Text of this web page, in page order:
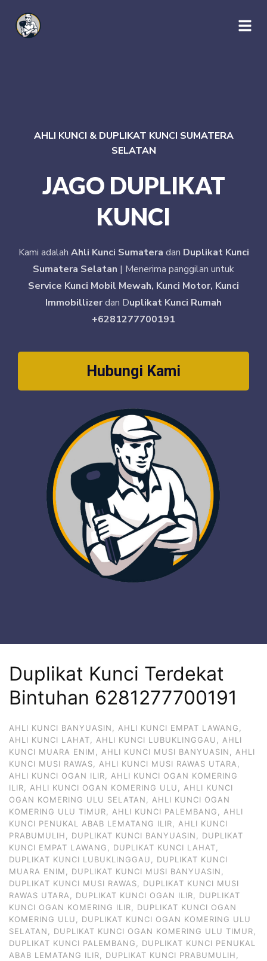
AHLI KUNCI & DUPLIKAT KUNCI SUMATERA
SELATAN
JAGO DUPLIKAT
KUNCI
Kami adalah Ahli Kunci Sumatera dan Duplikat Kunci
Sumatera Selatan | Menerima panggilan untuk
Service Kunci Mobil Mewah, Kunci Motor, Kunci
Immobillizerdan Duplikat Kunci Rumah
+6281277700191
Hubungi Kami
Duplikat Kunci Terdekat
Bintuhan 6281277700191
AHLI KUNCI BANYUASIN, AHLI KUNCI EMPAT LAWANG,
AHLI KUNCI LAHAT, AHLI KUNCI LUBUKLINGGAU, AHLI
KUNCI MUARA ENIM, AHLI KUNCI MUSI BANYUASIN, AHLI
KUNCI MUSI RAWAS, AHLI KUNCI MUSI RAWAS UTARA,
AHLI KUNCI OGAN ILIR, AHLI KUNCI OGAN KOMERING
ILIR, AHLI KUNCI OGAN KOMERING ULU, AHLI KUNCI
OGAN KOMERING ULU SELATAN, AHLI KUNCI OGAN
KOMERING ULU TIMUR, AHLI KUNCI PALEMBANG, AHLI
KUNCI PENUKAL ABAB LEMATANG ILIR, AHLI KUNCI
PRABUMULIH, DUPLIKAT KUNCI BANYUASIN, DUPLIKAT
KUNCI EMPAT LAWANG, DUPLIKAT KUNCI LAHAT,
DUPLIKAT KUNCI LUBUKLINGGAU, DUPLIKAT KUNCI
MUARA ENIM, DUPLIKAT KUNCI MUSI BANYUASIN,
DUPLIKAT KUNCI MUSI RAWAS, DUPLIKAT KUNCI MUSI
RAWAS UTARA, DUPLIKAT KUNCI OGAN ILIR, DUPLIKAT
KUNCI OGAN KOMERING ILIR, DUPLIKAT KUNCI OGAN
KOMERING ULU, DUPLIKAT KUNCI OGAN KOMERING ULU
SELATAN, DUPLIKAT KUNCI OGAN KOMERING ULU TIMUR,
DUPLIKAT KUNCI PALEMBANG, DUPLIKAT KUNCI PENUKAL
ABAB LEMATANG ILIR, DUPLIKAT KUNCI PRABUMULIH,